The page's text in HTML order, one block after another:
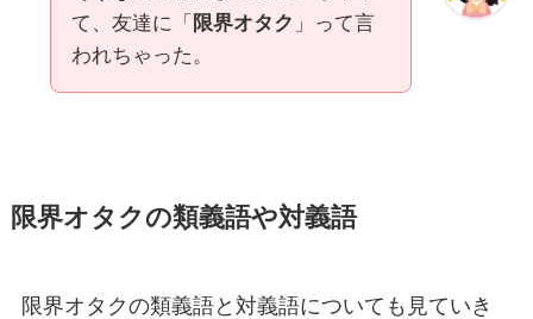
て、友達に「 限界オタク 」って言
われちゃった。
限界オタクの類義語や対義語
限界オタクの類義語と対義語についても見ていき